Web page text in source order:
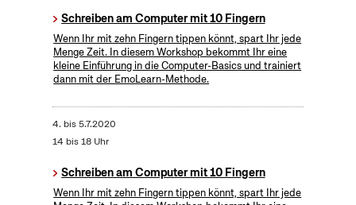
Schreiben am Computer mit 10 Fingern
Wenn Ihr mit zehn Fingern tippen könnt, spart Ihr jede
Menge Zeit. In diesem Workshop bekommt Ihr eine
kleine Einführung in die Computer-Basics und trainiert
dann mit der EmoLearn-Methode.
4. bis5.7.2020
14 bis 18 Uhr
Schreiben am Computer mit 10 Fingern
Wenn Ihr mit zehn Fingern tippen könnt, spart Ihr jede